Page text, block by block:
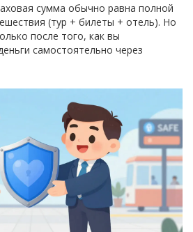
сумма обычно равна полной
(тур + билеты + отель). Но
после того, как вы
самостоятельно через